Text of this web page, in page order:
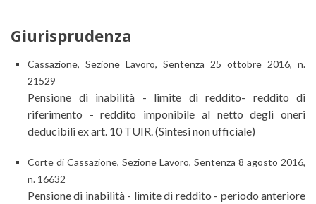
Giurisprudenza
Cassazione, Sezione Lavoro, Sentenza 25 ottobre 2016, n.
21529
Pensione di inabilità - limite di reddito- reddito di
riferimento - reddito imponibile al netto degli oneri
deducibili ex art. 10 TUIR. (Sintesi non ufficiale)
Corte di Cassazione, Sezione Lavoro, Sentenza 8 agosto 2016,
n. 16632
Pensione di inabilità - limite di reddito - periodo anteriore